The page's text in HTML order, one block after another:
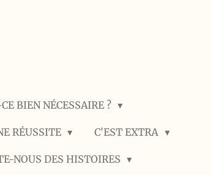
BIEN NÉCESSAIRE ?
RÉUSSITE C'EST EXTRA
NOUS DES HISTOIRES